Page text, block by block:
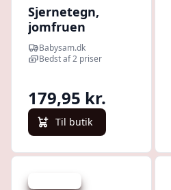
Sjernetegn,
jomfruen
Babysam.dk
Bedst af 2 priser
179,95 kr.
Til butik